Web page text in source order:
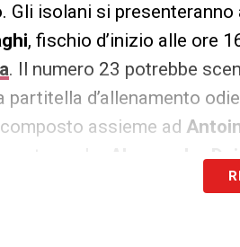
Gli isolani si
, fischio d’inizio alle ore
. Il numero 23 potrebbe
partitella d’allenamento
assieme ad
Alessandro
in positivo della